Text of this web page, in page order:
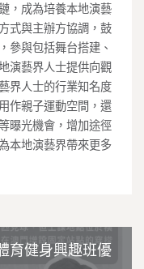
，成為培養本地演藝
式與主辦方協調，鼓
參與包括舞台搭建、
演藝界人士提供向觀
界人士的行業知名度
作親子運動空間，還
曝光機會，增加途徑
本地演藝界帶來更多
育健身興趣班優